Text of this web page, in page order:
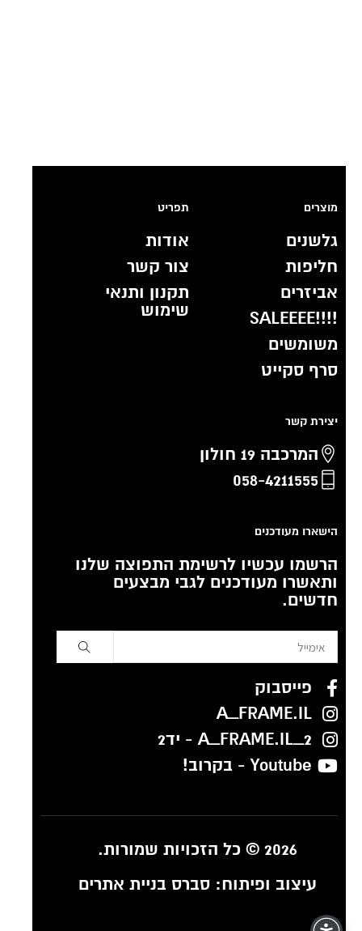
מוצרים
גלשנים
חליפות
אביזרים
!!!!SALEEEE
משומשים
סרף סקייט
תפריט
אודות
צור קשר
תקנון ותנאי
שימוש
יצירת קשר
המרכבה 19 חולון
058-4211555
הישארו מעודכנים
הרשמו עכשיו לרשימת התפוצה שלנו
ותאשרו מעודכנים לגבי מבצעים
חדשים.
פייסבוק
A_FRAME.IL
A_FRAME.IL_2 - יד2
Youtube - בקרוב!
2026 © כל הזכויות שמורות.
עיצוב ופיתוח:סברס בניית אתרים